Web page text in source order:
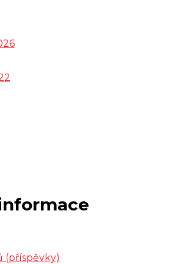
(příspěvky)